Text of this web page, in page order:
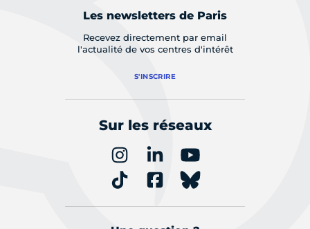
Les newsletters de Paris
Recevez directement par email
l'actualité de vos centres d'intérêt
S'INSCRIRE
Sur les réseaux